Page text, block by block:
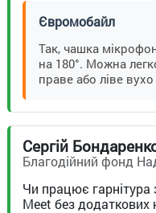
Євромобайл
Так, чашка
на 180°. Можна
праве або ліве
Сергій
Благодійний фонд
Чи працює
Meet без додаткових